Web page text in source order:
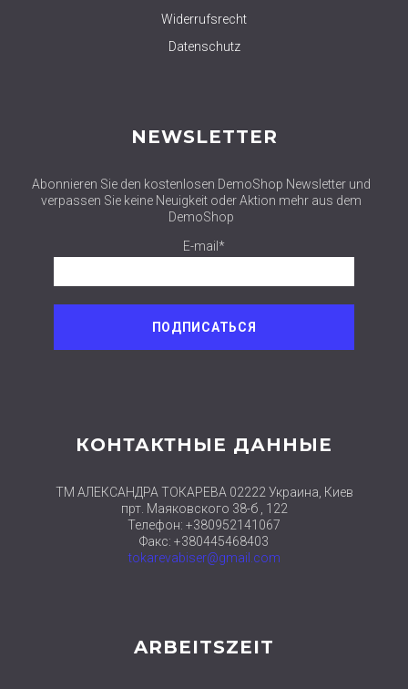
Widerrufsrecht
Datenschutz
NEWSLETTER
Abonnieren Sie den kostenlosen DemoShop Newsletter und
verpassen Sie keine Neuigkeit oder Aktion mehr aus dem
DemoShop
E-mail*
КОНТАКТНЫЕ ДАННЫЕ
ТМ АЛЕКСАНДРА ТОКАРЕВА 02222 Украина, Киев
прт. Маяковского 38-б , 122
Телефон: +380952141067
Факс: +380445468403
tokarevabiser@gmail.com
ARBEITSZEIT